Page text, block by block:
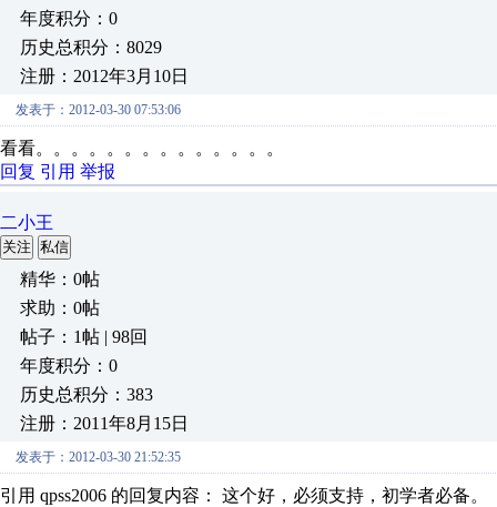
年度积分：0
历史总积分：8029
注册：2012年3月10日
发表于：2012-03-30 07:53:06
看看。。。。。。。。。。。。。。
回复 引用 举报
二小王
关注 私信
精华：0帖
求助：0帖
帖子：1帖 | 98回
年度积分：0
历史总积分：383
注册：2011年8月15日
发表于：2012-03-30 21:52:35
引用 qpss2006 的回复内容： 这个好，必须支持，初学者必备。